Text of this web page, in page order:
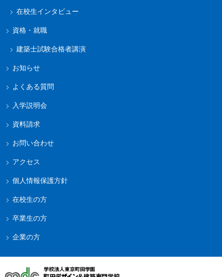
在校生インタビュー
資格・就職
建築士試験合格者講演
お知らせ
よくある質問
入学説明会
資料請求
お問い合わせ
アクセス
個人情報保護方針
在校生の方
卒業生の方
企業の方